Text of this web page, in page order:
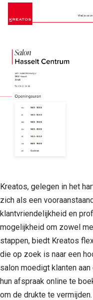
Kreatos, gelegen in het
zich als een
klantvriendelijkheid en
mogelijkheid om zowel
stappen, biedt Kreatos
die op zoek is naar een
salon moedigt klanten
hun afspraak online te
om de drukte te